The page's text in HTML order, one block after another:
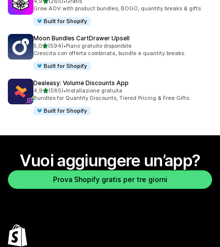
265 recensioni totali
Grow AOV with product bundles, BOGO, quantity breaks & gifts
Built for Shopify
Moon Bundles CartDrawer Upsell
5,0stelle su 5
(594)
594 recensioni totali
•Piano gratuito disponibile
Crescita con offerta combinata, bundle e quantity breaks.
Built for Shopify
Dealeasy: Volume Discounts App
4,9stelle su 5
(585)
585 recensioni totali
•Installazione gratuita
Bundles for Quantity Discounts, Tiered Pricing & Free Gifts.
Built for Shopify
Vuoi aggiungere un’app?
Prova Shopify gratis per tre giorni